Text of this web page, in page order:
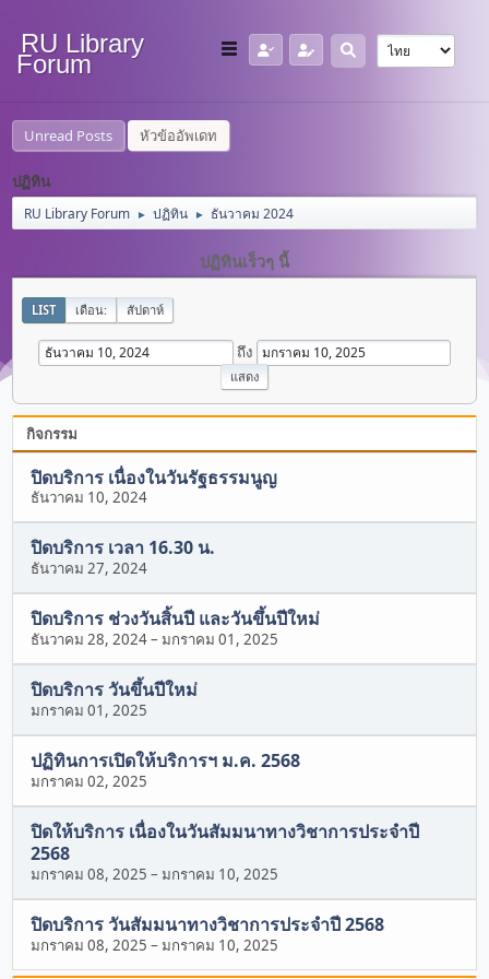
RU Library
Forum
Unread Posts หัวข้ออัพเดท
ปฏิทิน
RU Library Forum ► ปฏิทิน ► ธันวาคม 2024
ปฏิทินเร็วๆ นี้
LIST เดือน: สัปดาห์
ถึง
กิจกรรม
ปิดบริการ เนื่องในวันรัฐธรรมนูญ
ธันวาคม 10, 2024
ปิดบริการ เวลา 16.30 น.
ธันวาคม 27, 2024
ปิดบริการ ช่วงวันสิ้นปี และวันขึ้นปีใหม่
ธันวาคม 28, 2024–มกราคม 01, 2025
ปิดบริการ วันขึ้นปีใหม่
มกราคม 01, 2025
ปฏิทินการเปิดให้บริการฯ ม.ค. 2568
มกราคม 02, 2025
ปิดให้บริการ เนื่องในวันสัมมนาทางวิชาการประจำปี
2568
มกราคม 08, 2025 –มกราคม 10, 2025
ปิดบริการ วันสัมมนาทางวิชาการประจำปี 2568
มกราคม 08, 2025 –มกราคม 10, 2025